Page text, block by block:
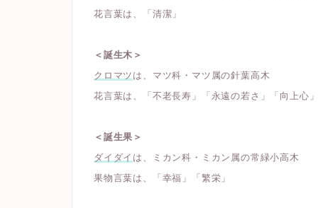
花言葉は、「清潔」
＜誕生木＞
クロマツ は、マツ科・マツ属の針葉高木
花言葉は、「不老長寿」「永遠の若さ」「向上心」
＜誕生果＞
ダイダイ は、ミカン科・ミカン属の常緑小高木
果物言葉は、「幸福」「繁栄」